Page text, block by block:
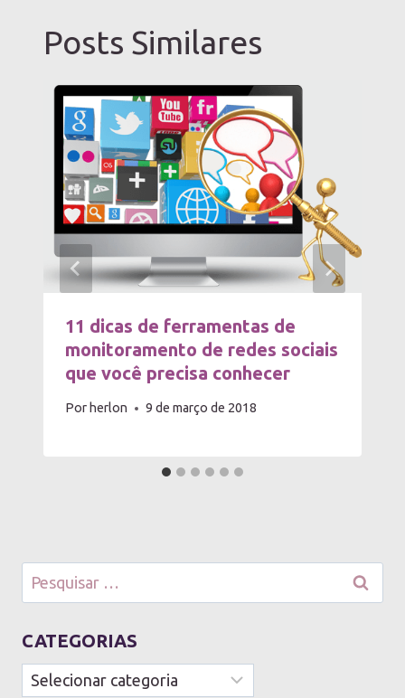
Posts Similares
11 dicas de ferramentas de
monitoramento de redes sociais
que você precisa conhecer
Por herlon 9 de março de 2018
Pesquisar
por:
CATEGORIAS
Categorias